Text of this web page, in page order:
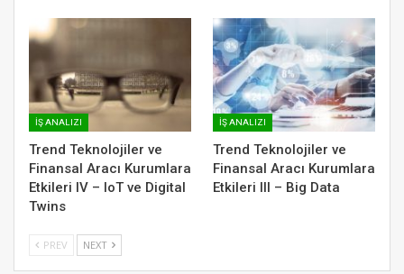
İŞ ANALIZI
Trend Teknolojiler ve
Finansal Aracı Kurumlara
Etkileri IV – IoT ve Digital
Twins
İŞ ANALIZI
Trend Teknolojiler ve
Finansal Aracı Kurumlara
Etkileri III – Big Data
PREV NEXT